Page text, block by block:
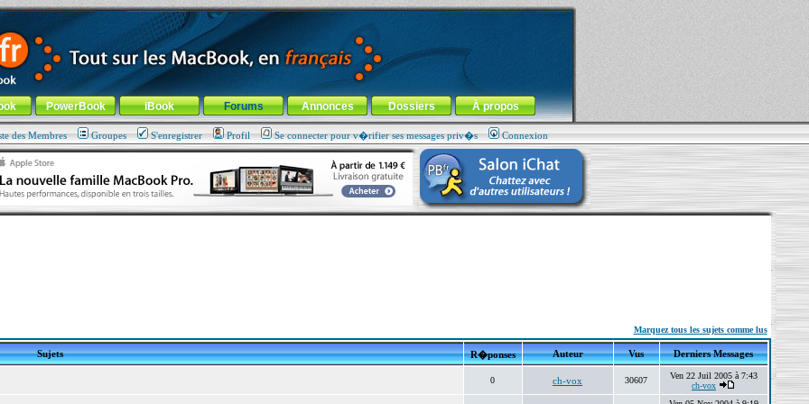
! -Aller au menu de la rubrique
PowerBook iBook Forums Annonces Dossiers À propos
des Membres Groupes S'enregistrer Profil Se connecter pour v�rifier ses messages priv�s Connexion
Marquez tous les sujets comme lus
Sujets R�ponses Auteur Vus Derniers Messages
0 ch-vox 30607
Ven 22 Juil 2005 à 7:43
ch-vox